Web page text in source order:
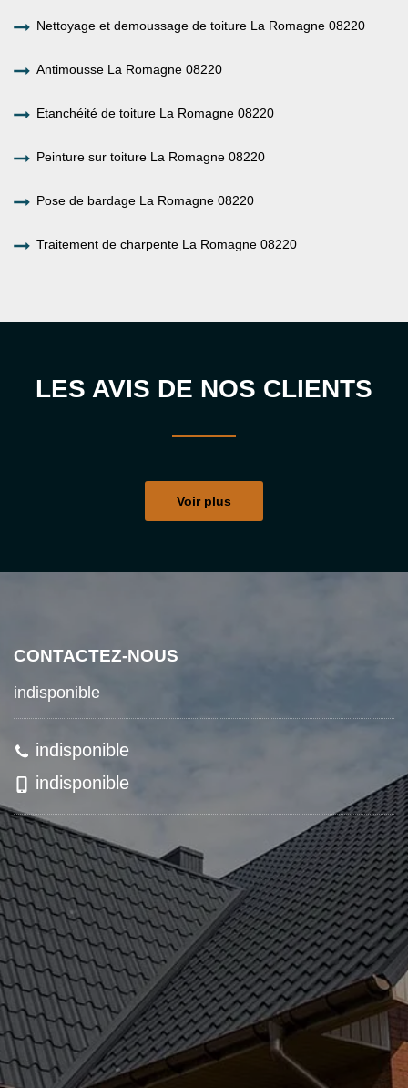
Nettoyage et demoussage de toiture La Romagne 08220
Antimousse La Romagne 08220
Etanchéité de toiture La Romagne 08220
Peinture sur toiture La Romagne 08220
Pose de bardage La Romagne 08220
Traitement de charpente La Romagne 08220
LES AVIS DE NOS CLIENTS
Voir plus
CONTACTEZ-NOUS
indisponible
indisponible
indisponible